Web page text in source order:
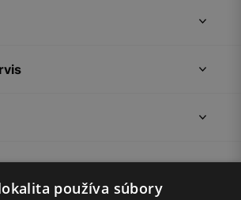
používa súbory